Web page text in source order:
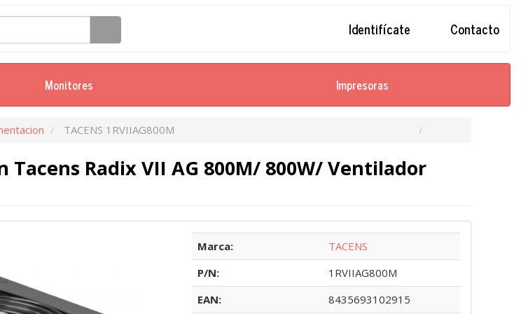
Identifícate Contacto
Monitores Impresoras
TACENS 1RVIIAG800M
Radix VII AG 800M/ 800W/ Ventilador
Marca:
TACENS
P/N:
1RVIIAG800M
EAN:
8435693102915